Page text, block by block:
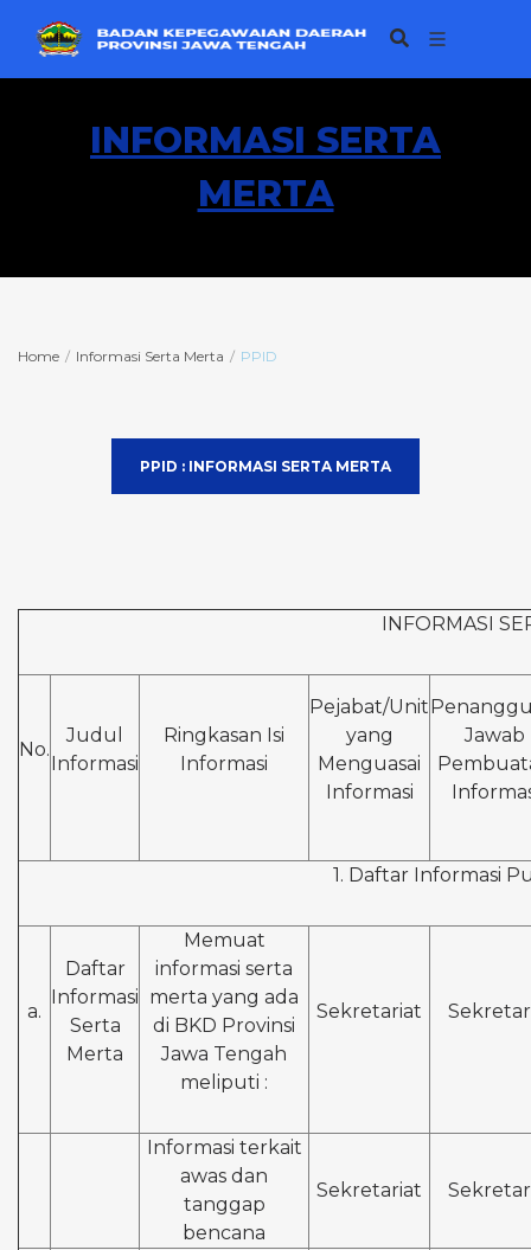
INFORMASI SERTA
MERTA
Home Informasi Serta Merta PPID
PPID : INFORMASI SERTA MERTA
INFORMASI
No.
Judul
Informasi
Ringkasan Isi
Informasi
Pejabat/Unit
yang
Menguasai
Informasi
Jawab
1. Daftar Informasi
a.
Daftar
Informasi
Serta
Merta
Memuat
informasi serta
merta yang ada
di BKD Provinsi
Jawa Tengah
meliputi :
Sekretariat
Informasi terkait
awas dan
tanggap
bencana
Sekretariat